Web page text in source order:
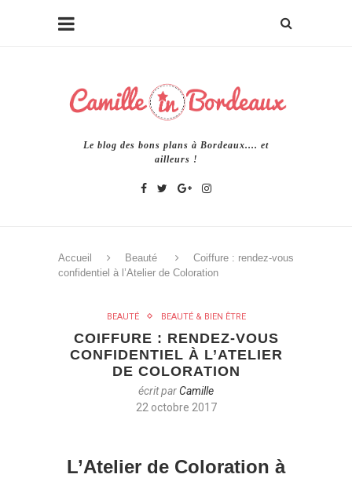
Le blog des bons plans à Bordeaux.... et
ailleurs !
Accueil Beauté
Coiffure : rendez-vous
confidentiel à l’Atelier de Coloration
BEAUTÉ BEAUTÉ & BIEN ÊTRE
COIFFURE : RENDEZ-VOUS
CONFIDENTIEL À L’ATELIER
DE COLORATION
écrit parCamille
22 octobre 2017
L’Atelier de Coloration à